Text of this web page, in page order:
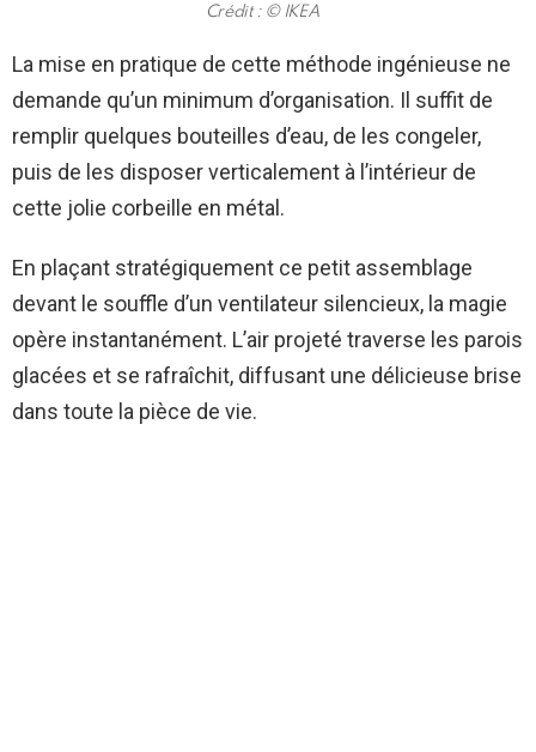
Crédit : © IKEA
La mise en pratique de cette méthode ingénieuse ne
demande qu’un minimum d’organisation. Il suffit de
remplir quelques bouteilles d’eau, de les congeler,
puis de les disposer verticalement à l’intérieur de
cette jolie corbeille en métal.
En plaçant stratégiquement ce petit assemblage
devant le souffle d’un ventilateur silencieux, la magie
opère instantanément. L’air projeté traverse les parois
glacées et se rafraîchit, diffusant une délicieuse brise
dans toute la pièce de vie.